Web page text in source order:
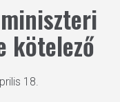
kötelező
18.